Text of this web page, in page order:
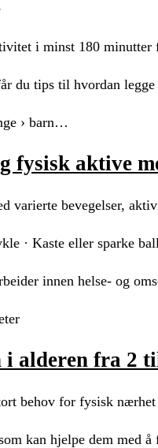
i minst 180
du tips til hvordan
› barn…
fysisk aktive
varierte bevegelser,
· Kaste eller sparke
innen helse- og
alderen fra 2
behov for fysisk
kan hjelpe dem med